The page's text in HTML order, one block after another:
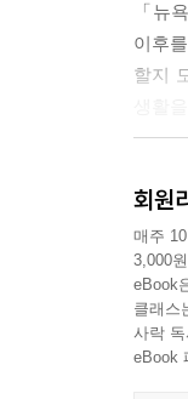
래
로 아
과 교
의 갈
---p.243
「뉴
이후
할지
다양
산물
"시대
워낙
감수
회원
매주
3,000
eBook
클래스
사락
eBook